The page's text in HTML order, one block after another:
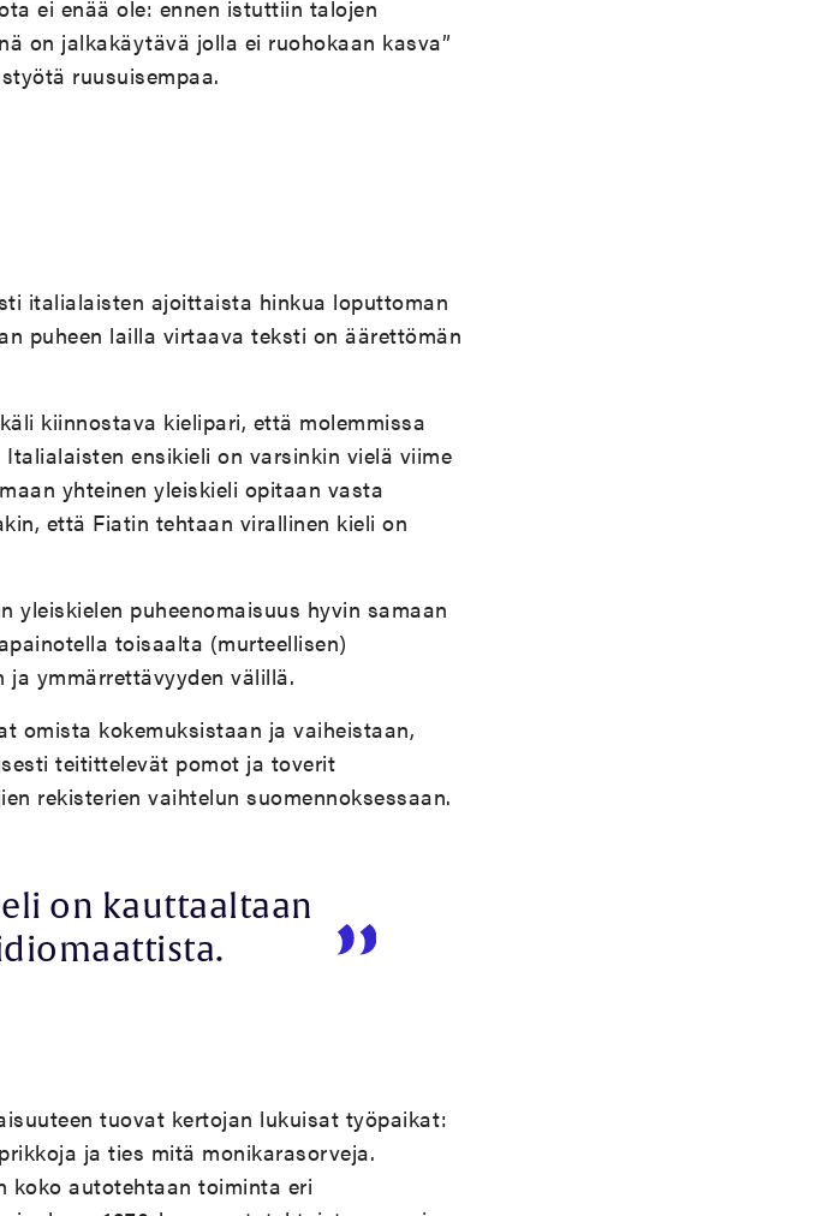
ei enää ole: ennen istuttiin talojen
on jalkakäytävä jolla ei ruohokaan kasva”
ruusuisempaa.
italialaisten ajoittaista hinkua loputtoman
puheen lailla virtaava teksti on äärettömän
kiinnostava kielipari, että molemmissa
ensikieli on varsinkin vielä viime
yhteinen yleiskieli opitaan vasta
että Fiatin tehtaan virallinen kieli on
yleiskielen puheenomaisuus hyvin samaan
toisaalta (murteellisen)
ja ymmärrettävyyden välillä.
omista kokemuksistaan ja vaiheistaan,
teitittelevät pomot ja toverit
rekisterien vaihtelun suomennoksessaan.
on kauttaaltaan
tuovat kertojan lukuisat työpaikat:
ja ties mitä monikarasorveja.
koko autotehtaan toiminta eri